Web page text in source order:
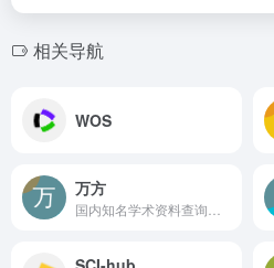
相关导航
WOS
万方